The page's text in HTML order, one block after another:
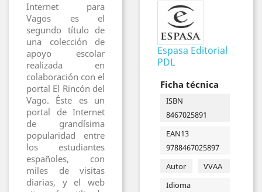
Internet para
Vagos es el
segundo título de
una colección de
apoyo escolar
realizada en
colaboración con el
portal El Rincón del
Vago. Éste es un
portal de Internet
de grandísima
popularidad entre
los estudiantes
españoles, con
miles de visitas
diarias, y el web
Espasa Editorial
PDL
Ficha técnica
ISBN
8467025891
EAN13
9788467025897
Autor
VVAA
Idioma